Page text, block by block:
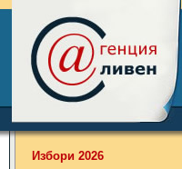
Избори 2026